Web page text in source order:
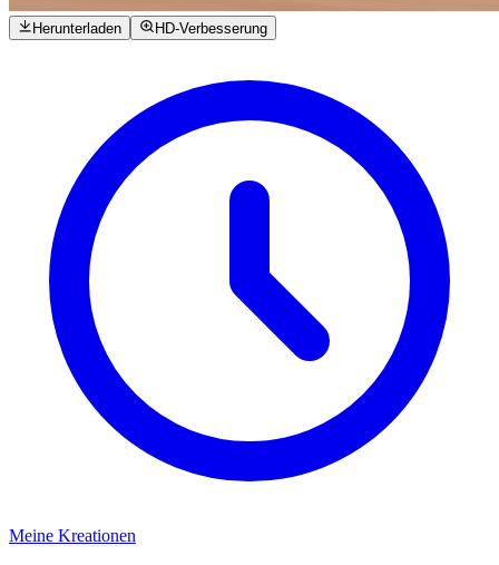
Herunterladen HD-Verbesserung
Meine Kreationen